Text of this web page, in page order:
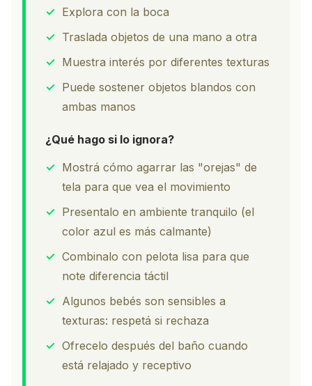
✓ Explora con la boca
✓ Traslada objetos de una mano a otra
✓ Muestra interés por diferentes texturas
✓ Puede sostener objetos blandos con
ambas manos
¿Qué hago si lo ignora?
✓ Mostrá cómo agarrar las "orejas" de
tela para que vea el movimiento
✓ Presentalo en ambiente tranquilo (el
color azul es más calmante)
✓ Combinalo con pelota lisa para que
note diferencia táctil
✓ Algunos bebés son sensibles a
texturas: respetá si rechaza
✓ Ofrecelo después del baño cuando
está relajado y receptivo